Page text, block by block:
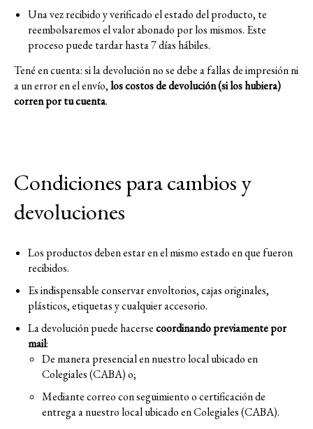
Una vez recibido y verificado el estado del producto, te
reembolsaremos el valor abonado por los mismos. Este
proceso puede tardar hasta 7 días hábiles.
Tené en cuenta: si la devolución no se debe a fallas de impresión ni
a un error en el envío,los costos de devolución (si los hubiera)
corren por tu cuenta.
Condiciones para cambios y
devoluciones
Los productos deben estar en el mismo estado en que fueron
recibidos.
Es indispensable conservar envoltorios, cajas originales,
plásticos, etiquetas y cualquier accesorio.
La devolución puede hacersecoordinando previamente por
mail:
De manera presencial en nuestro local ubicado en
Colegiales (CABA) o;
Mediante correo con seguimiento o certificación de
entrega a nuestro local ubicado en Colegiales (CABA).